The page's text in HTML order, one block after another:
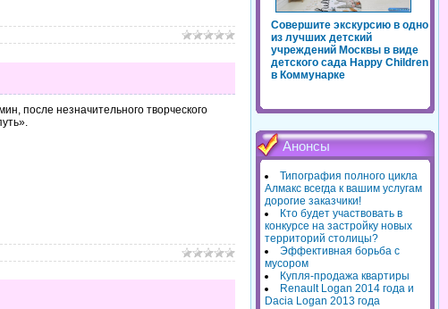
после незначительного творческого
Совершите экскурсию в одно
из лучших детский
учреждений Москвы в виде
детского сада Happy Children
в Коммунарке
Анонсы
Типография полного цикла
Алмакс всегда к вашим услугам
дорогие заказчики!
Кто будет участвовать в
конкурсе на застройку новых
территорий столицы?
Эффективная борьба с
мусором
Купля-продажа квартиры
Renault Logan 2014 года и
Dacia Logan 2013 года